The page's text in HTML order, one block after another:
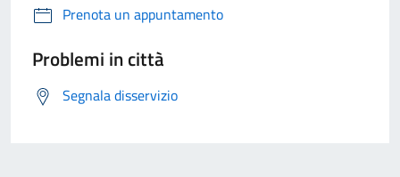
Prenota un appuntamento
Problemi in città
Segnala disservizio